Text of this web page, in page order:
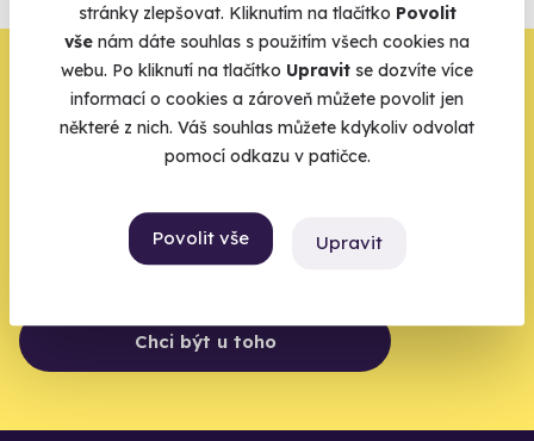
stránky zlepšovat. Kliknutím na tlačítko Povolit
vše nám dáte souhlas s použitím všech cookies na
webu. Po kliknutí na tlačítko Upravit se dozvíte více
informací o cookies a zároveň můžete povolit jen
některé z nich. Váš souhlas můžete kdykoliv odvolat
pomocí odkazu v patičce.
Povolit vše Upravit
Vše o pojištění
Zbývá jeden krok,
zbytek zařídíme my
Chci být u toho